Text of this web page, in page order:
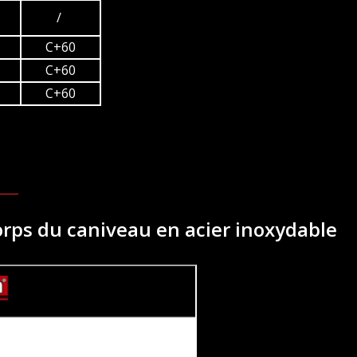
/
C+60
C+60
C+60
du caniveau en acier inoxydable